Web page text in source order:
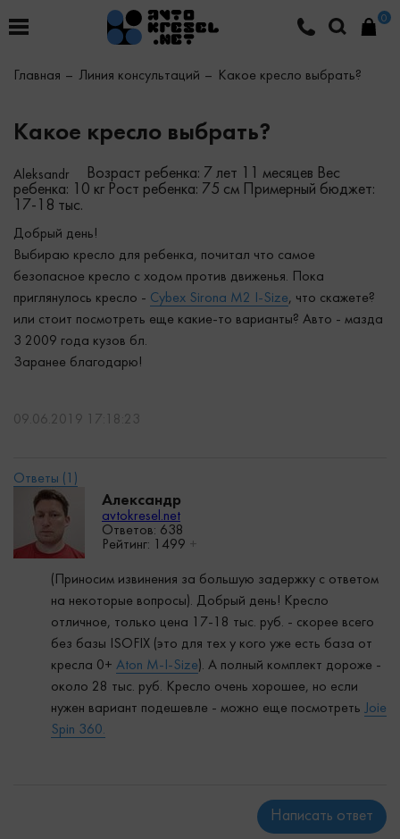
0
Главная Линия консультаций Какое кресло выбрать?
Какое кресло выбрать?
Aleksandr Возраст ребенка: 7 лет 11 месяцев Вес
ребенка: 10 кг Рост ребенка: 75 см
Примерный бюджет:
17-18 тыс.
Добрый день!
Выбираю кресло для ребенка, почитал что самое
безопасное кресло с ходом против движенья. Пока
приглянулось кресло - Cybex Sirona M2 I-Size, что скажете?
или стоит посмотреть еще какие-то варианты? Авто - мазда
3 2009 года кузов бл.
Заранее благодарю!
09.06.2019 17:18:23
Александр
avtokresel.net
Ответов: 638
Рейтинг:
1499 +
(Приносим извинения за большую задержку с ответом
на некоторые вопросы). Добрый день! Кресло
отличное, только цена 17-18 тыс. руб. - скорее всего
без базы ISOFIX (это для тех у кого уже есть база от
кресла 0+ Aton M-I-Size). А полный комплект дороже -
около 28 тыс. руб. Кресло очень хорошее, но если
нужен вариант подешевле - можно еще посмотреть
Joie
Spin 360.
Написать ответ